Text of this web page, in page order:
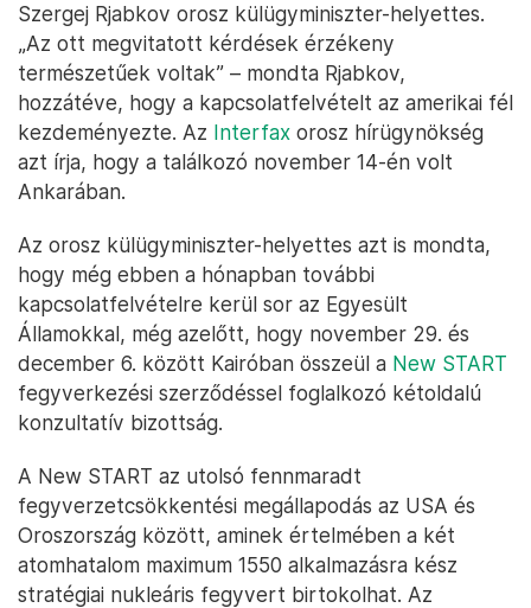
Szergej Rjabkov orosz külügyminiszter-helyettes.
„Az ott megvitatott kérdések érzékeny
természetűek voltak” – mondta Rjabkov,
hozzátéve, hogy a kapcsolatfelvételt az amerikai fél
kezdeményezte. Az Interfax orosz hírügynökség
azt írja, hogy a találkozó november 14-én volt
Ankarában.
Az orosz külügyminiszter-helyettes azt is mondta,
hogy még ebben a hónapban további
kapcsolatfelvételre kerül sor az Egyesült
Államokkal, még azelőtt, hogy november 29. és
december 6. között Kairóban összeül a New START
fegyverkezési szerződéssel foglalkozó kétoldalú
konzultatív bizottság.
A New START az utolsó fennmaradt
fegyverzetcsökkentési megállapodás az USA és
Oroszország között, aminek értelmében a két
atomhatalom maximum 1550 alkalmazásra kész
stratégiai nukleáris fegyvert birtokolhat. Az